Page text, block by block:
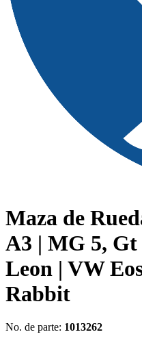
Maza de
A3 | MG 5, Gt
Leon | VW
Rabbit
No. de parte: 1013262